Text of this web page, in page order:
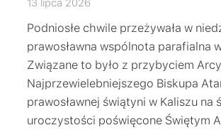
Podniosłe chwile przeżywała w
prawosławna wspólnota parafialna
Związane to było z przybyciem
Najprzewielebniejszego Biskupa
prawosławnej świątyni w Kaliszu na
uroczystości poświęcone Świętym